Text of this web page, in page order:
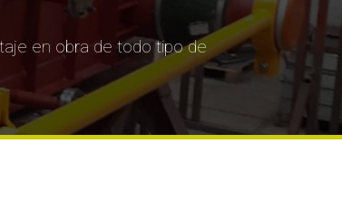
en obra de todo tipo de